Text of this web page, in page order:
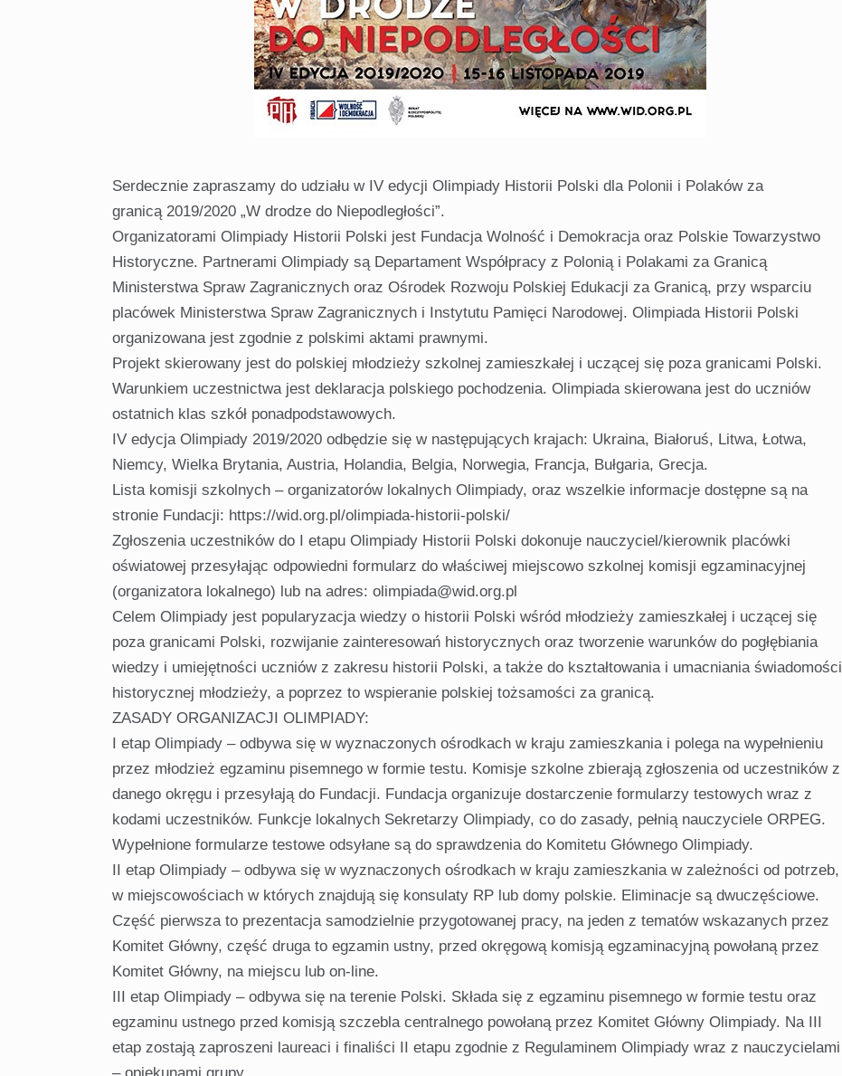
Serdecznie zapraszamy do udziału w IV edycji Olimpiady Historii Polski dla Polonii i Polaków za
granicą 2019/2020 „W drodze do Niepodległości”.
Organizatorami Olimpiady Historii Polski jest Fundacja Wolność i Demokracja oraz Polskie Towarzystwo
Historyczne. Partnerami Olimpiady są Departament Współpracy z Polonią i Polakami za Granicą
Ministerstwa Spraw Zagranicznych oraz Ośrodek Rozwoju Polskiej Edukacji za Granicą, przy wsparciu
placówek Ministerstwa Spraw Zagranicznych i Instytutu Pamięci Narodowej. Olimpiada Historii Polski
organizowana jest zgodnie z polskimi aktami prawnymi.
Projekt skierowany jest do polskiej młodzieży szkolnej zamieszkałej i uczącej się poza granicami Polski.
Warunkiem uczestnictwa jest deklaracja polskiego pochodzenia. Olimpiada skierowana jest do uczniów
ostatnich klas szkół ponadpodstawowych.
IV edycja Olimpiady 2019/2020 odbędzie się w następujących krajach: Ukraina, Białoruś, Litwa, Łotwa,
Niemcy, Wielka Brytania, Austria, Holandia, Belgia, Norwegia, Francja, Bułgaria, Grecja.
Lista komisji szkolnych – organizatorów lokalnych Olimpiady, oraz wszelkie informacje dostępne są na
stronie Fundacji: https://wid.org.pl/olimpiada-historii-polski/
Zgłoszenia uczestników do I etapu Olimpiady Historii Polski dokonuje nauczyciel/kierownik placówki
oświatowej przesyłając odpowiedni formularz do właściwej miejscowo szkolnej komisji egzaminacyjnej
(organizatora lokalnego) lub na adres: olimpiada@wid.org.pl
Celem Olimpiady jest popularyzacja wiedzy o historii Polski wśród młodzieży zamieszkałej i uczącej się
poza granicami Polski, rozwijanie zainteresowań historycznych oraz tworzenie warunków do pogłębiania
wiedzy i umiejętności uczniów z zakresu historii Polski, a także do kształtowania i umacniania świadomości
historycznej młodzieży, a poprzez to wspieranie polskiej tożsamości za granicą.
ZASADY ORGANIZACJI OLIMPIADY:
I etap Olimpiady – odbywa się w wyznaczonych ośrodkach w kraju zamieszkania i polega na wypełnieniu
przez młodzież egzaminu pisemnego w formie testu. Komisje szkolne zbierają zgłoszenia od uczestników z
danego okręgu i przesyłają do Fundacji. Fundacja organizuje dostarczenie formularzy testowych wraz z
kodami uczestników. Funkcje lokalnych Sekretarzy Olimpiady, co do zasady, pełnią nauczyciele ORPEG.
Wypełnione formularze testowe odsyłane są do sprawdzenia do Komitetu Głównego Olimpiady.
II etap Olimpiady – odbywa się w wyznaczonych ośrodkach w kraju zamieszkania w zależności od potrzeb,
w miejscowościach w których znajdują się konsulaty RP lub domy polskie. Eliminacje są dwuczęściowe.
Część pierwsza to prezentacja samodzielnie przygotowanej pracy, na jeden z tematów wskazanych przez
Komitet Główny, część druga to egzamin ustny, przed okręgową komisją egzaminacyjną powołaną przez
Komitet Główny, na miejscu lub on-line.
III etap Olimpiady – odbywa się na terenie Polski. Składa się z egzaminu pisemnego w formie testu oraz
egzaminu ustnego przed komisją szczebla centralnego powołaną przez Komitet Główny Olimpiady. Na III
etap zostają zaproszeni laureaci i finaliści II etapu zgodnie z Regulaminem Olimpiady wraz z nauczycielami